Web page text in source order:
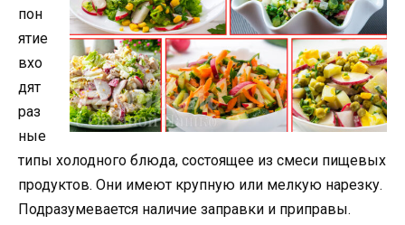
пон
ятие
вхо
дят
раз
ные
типы холодного блюда, состоящее из смеси пищевых
продуктов. Они имеют крупную или мелкую нарезку.
Подразумевается наличие заправки и приправы.